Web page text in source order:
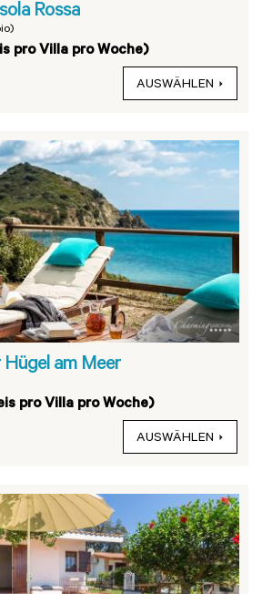
Rossa
pro Villa pro Woche)
AUSWÄHLEN
Hügel am Meer
pro Villa pro Woche)
AUSWÄHLEN